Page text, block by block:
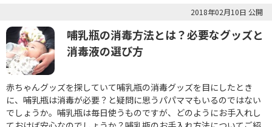
2018年02月10日 公開
哺乳瓶の消毒方法とは？必要なグッズと
消毒液の選び方
赤ちゃんグッズを探していて哺乳瓶の消毒グッズを目にしたとき
に、哺乳瓶は消毒が必要？と疑問に思うパパママもいるのではない
でしょうか。哺乳瓶は毎日使うものですが、どのようにお手入れし